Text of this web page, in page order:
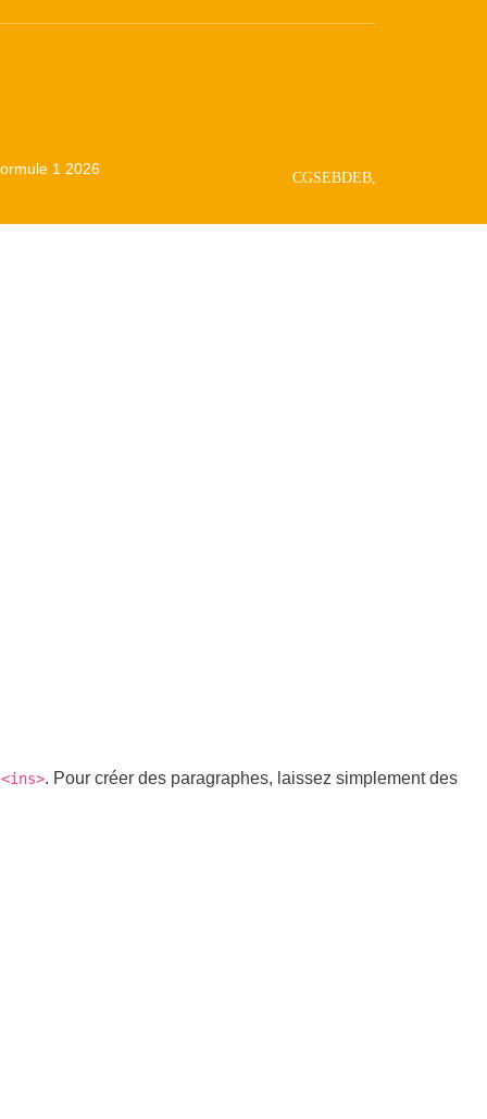
1 2026 CGSEBDEB,
<ins>. Pour créer des paragraphes, laissez simplement des